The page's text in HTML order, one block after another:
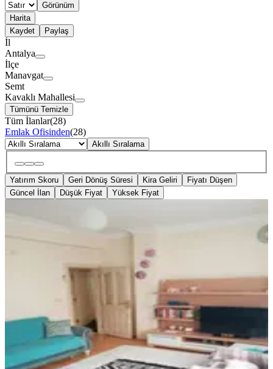
Görünüm
Harita
Kaydet
Paylaş
İl
Antalya
İlçe
Manavgat
Semt
Kavaklı Mahallesi
Tümünü Temizle
Tüm İlanlar(28)
Emlak Ofisinden(28)
Akıllı Sıralama
Yatırım Skoru Geri Dönüş Süresi Kira Geliri
Fiyatı Düşen
Güncel İlan
Düşük Fiyat Yüksek Fiyat
Önü Açık Daire
Manavgat, Kavaklı Mahallesi
2+1
120 m² 2. Kat
4.750.000 ₺
Miraç Emlak & İnşaatErdal Barlas